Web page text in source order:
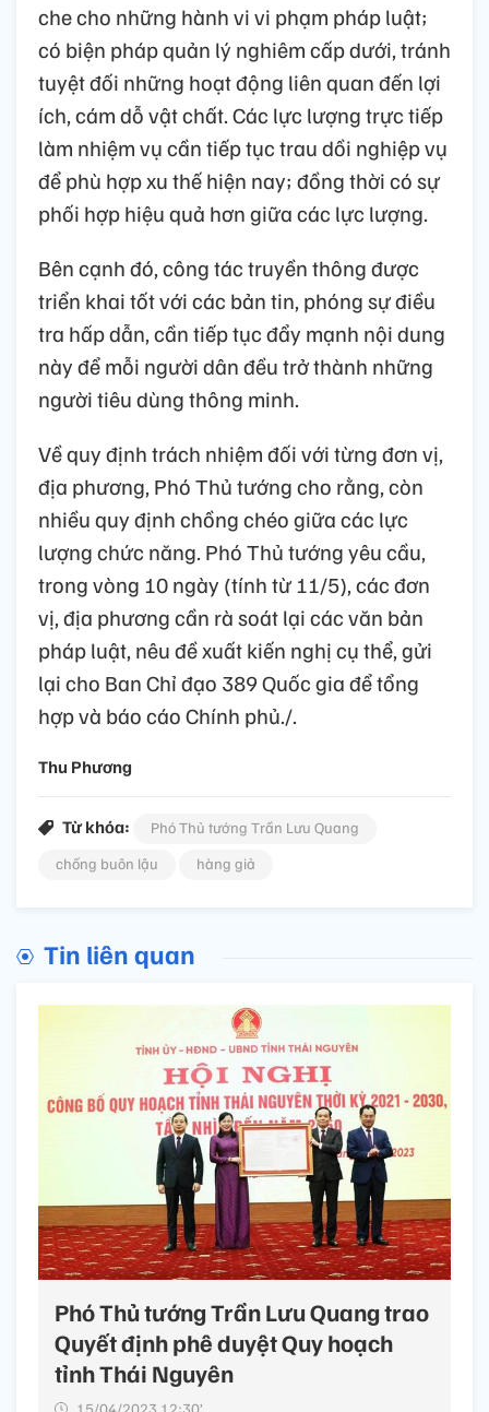
che cho những hành vi vi phạm pháp luật;
có biện pháp quản lý nghiêm cấp dưới, tránh
tuyệt đối những hoạt động liên quan đến lợi
ích, cám dỗ vật chất. Các lực lượng trực tiếp
làm nhiệm vụ cần tiếp tục trau dồi nghiệp vụ
để phù hợp xu thế hiện nay; đồng thời có sự
phối hợp hiệu quả hơn giữa các lực lượng.
Bên cạnh đó, công tác truyền thông được
triển khai tốt với các bản tin, phóng sự điều
tra hấp dẫn, cần tiếp tục đẩy mạnh nội dung
này để mỗi người dân đều trở thành những
người tiêu dùng thông minh.
Về quy định trách nhiệm đối với từng đơn vị,
địa phương, Phó Thủ tướng cho rằng, còn
nhiều quy định chồng chéo giữa các lực
lượng chức năng. Phó Thủ tướng yêu cầu,
trong vòng 10 ngày (tính từ 11/5), các đơn
vị, địa phương cần rà soát lại các văn bản
pháp luật, nêu đề xuất kiến nghị cụ thể, gửi
lại cho Ban Chỉ đạo 389 Quốc gia để tổng
hợp và báo cáo Chính phủ./.
Thu Phương
Từ khóa:
Phó Thủ tướng Trần Lưu Quang
chống buôn lậu
hàng giả
Tin liên quan
Phó Thủ tướng Trần Lưu Quang trao
Quyết định phê duyệt Quy hoạch
tỉnh Thái Nguyên
15/04/2023 12:30’